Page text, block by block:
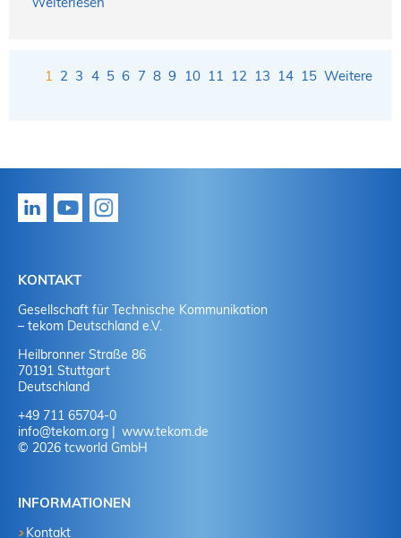
1 2 3 4 5 6 7 8 9 10 11 12 13 14 15 Weitere
KONTAKT
Gesellschaft für Technische Kommunikation
– tekom Deutschland e.V.
Heilbronner Straße 86
70191 Stuttgart
Deutschland
+49 711 65704-0
info@tekom.org
www.tekom.de
© 2026 tcworld GmbH
INFORMATIONEN
Kontakt